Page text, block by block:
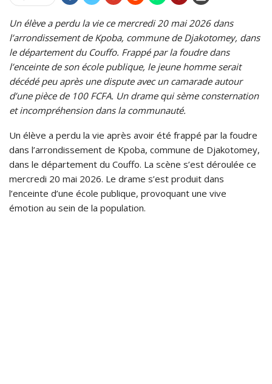
Un élève a perdu la vie ce mercredi 20 mai 2026 dans
l’arrondissement de Kpoba, commune de Djakotomey, dans
le département du Couffo. Frappé par la foudre dans
l’enceinte de son école publique, le jeune homme serait
décédé peu après une dispute avec un camarade autour
d’une pièce de 100 FCFA. Un drame qui sème consternation
et incompréhension dans la communauté.
Un élève a perdu la vie après avoir été frappé par la foudre
dans l’arrondissement de Kpoba, commune de Djakotomey,
dans le département du Couffo. La scène s’est déroulée ce
mercredi 20 mai 2026. Le drame s’est produit dans
l’enceinte d’une école publique, provoquant une vive
émotion au sein de la population.